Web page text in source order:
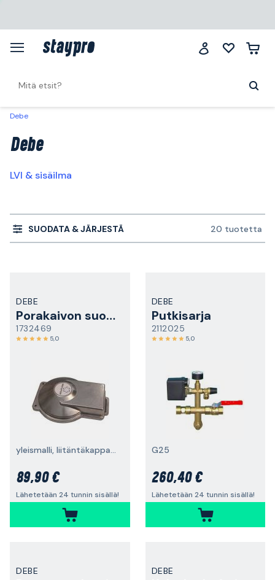
Debe
Debe
LVI & sisäilma
SUODATA & JÄRJESTÄ 20 tuotetta
DEBE
Porakaivon suojakansi
1732469
5,0
yleismalli, liitäntäkappaleella
89,90 €
Lähetetään 24 tunnin sisällä!
DEBE
Putkisarja
2112025
5,0
G25
260,40 €
Lähetetään 24 tunnin sisällä!
DEBE DEBE